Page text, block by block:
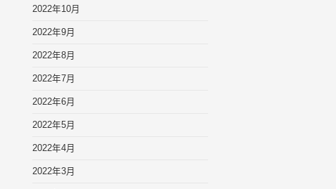
2022年10月
2022年9月
2022年8月
2022年7月
2022年6月
2022年5月
2022年4月
2022年3月